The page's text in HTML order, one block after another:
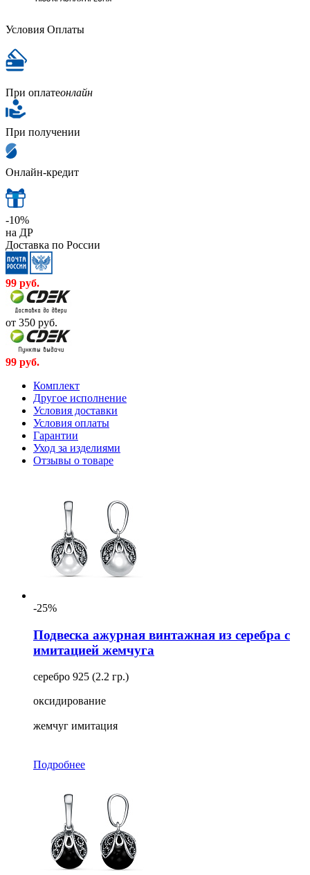
Условия Оплаты
При оплатеонлайн
При получении
Онлайн-кредит
-10%
на ДР
Доставка по России
99 руб.
от 350 руб.
99 руб.
Комплект
Другое исполнение
Условия доставки
Условия оплаты
Гарантии
Уход за изделиями
Отзывы о товаре
-25%
Подвеска ажурная винтажная из серебра с
имитацией жемчуга
серебро 925 (2.2 гр.)
оксидирование
жемчуг имитация
Подробнее